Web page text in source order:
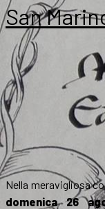
San
Nella meravigliosa
domenica 26